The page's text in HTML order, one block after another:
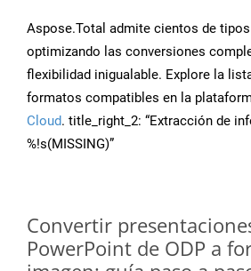
Aspose.Total admite cientos de
optimizando las conversiones
flexibilidad inigualable. Explore la
formatos compatibles en la
Cloud. title_right_2: “Extracción de
%!s(MISSING)”
Convertir
PowerPoint de ODP a